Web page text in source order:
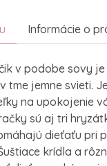
Informácie o
v podobe sovy
tme jemne svieti.
na upokojenie
sú aj tri
dieťaťu pri
krídla a